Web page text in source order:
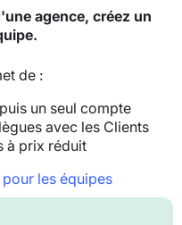
agence, créez un
de :
un seul compte
avec les Clients
à prix réduit
les équipes